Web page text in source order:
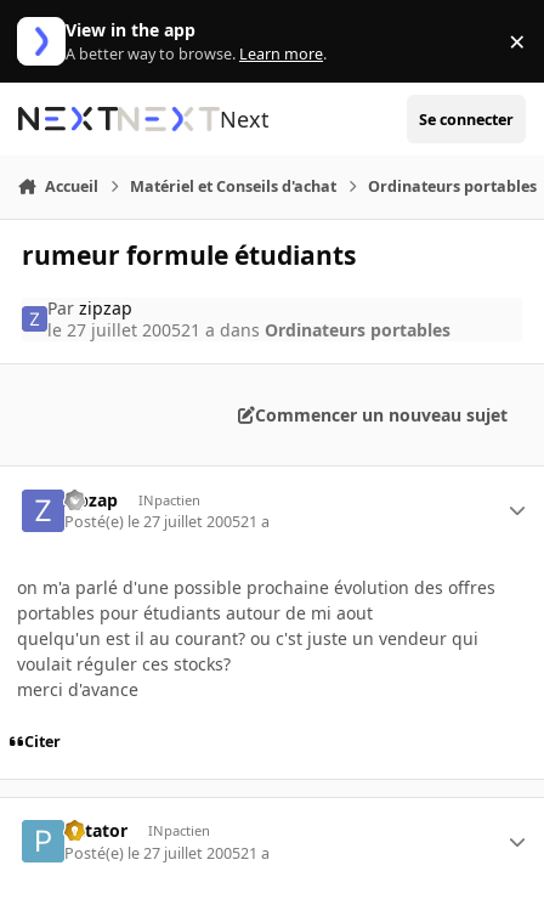
Aller au contenu
View in the app
A better way to browse. Learn more. ×
Next Se connecter
Accueil Matériel et Conseils d'achat Ordinateurs portables
rumeur formule étudiants
Parzipzap
le 27 juillet 200521 a dans Ordinateurs portables
Commencer un nouveau sujet
zipzap INpactien
Posté(e) le 27 juillet 200521 a
on m'a parlé d'une possible prochaine évolution des offres
portables pour étudiants autour de mi aout
quelqu'un est il au courant? ou c'st juste un vendeur qui
voulait réguler ces stocks?
merci d'avance
Citer
Patator INpactien
Posté(e) le 27 juillet 200521 a